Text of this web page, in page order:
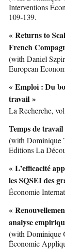
Interventions
109-139.
« Returns to
French
(with Daniel
European
« Emploi : Du
travail »
La Recherche,
Temps de travail
(with Dominique
Editions La
« L’efficacité
les SQSEI des
Économie
«
analyse
(with Dominique
Économie